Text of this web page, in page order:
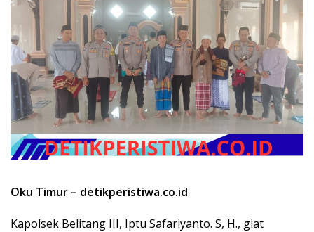
Oku Timur – detikperistiwa.co.id
Kapolsek Belitang III, Iptu Safariyanto. S, H., giat